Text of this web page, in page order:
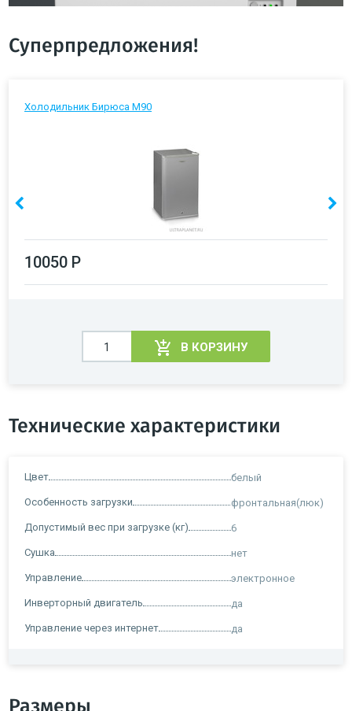
Суперпредложения!
Холодильник Бирюса М90
10050 Р
В КОРЗИНУ
Технические характеристики
Цвет белый
Особенность загрузки фронтальная(люк)
Допустимый вес при загрузке (кг) 6
Сушка нет
Управление электронное
Инверторный двигатель да
Управление через интернет да
Размеры